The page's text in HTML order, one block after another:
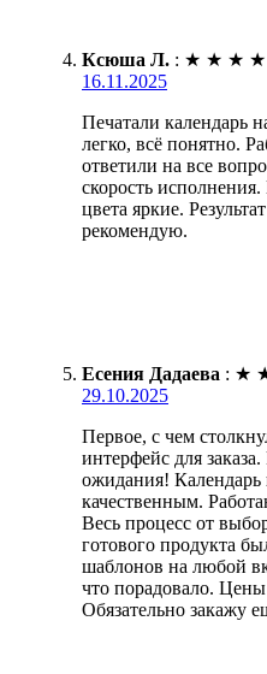
Ксюша Л. : ★ ★ ★ ★
16.11.2025
Печатали календарь
легко, всё понятно.
ответили на все
скорость
цвета яркие.
рекомендую.
Есения Дадаева : ★
29.10.2025
Первое, с чем
интерфейс для
ожидания! Календарь
качественным.
Весь процесс от
готового продукта
шаблонов на любой
что порадовало.
Обязательно закажу